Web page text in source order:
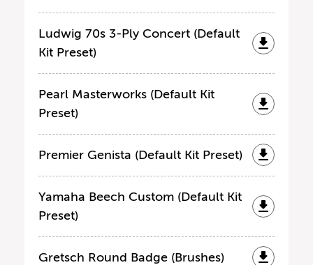
Ludwig 70s 3-Ply Concert (Default
Kit Preset)
Pearl Masterworks (Default Kit
Preset)
Premier Genista (Default Kit Preset)
Yamaha Beech Custom (Default Kit
Preset)
Gretsch Round Badge (Brushes)